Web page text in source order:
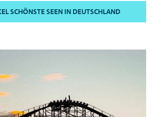
SCHÖNSTE SEEN IN DEUTSCHLAND